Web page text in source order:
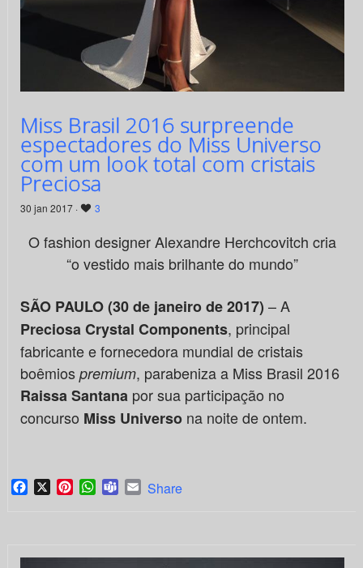
Miss Brasil 2016 surpreende
espectadores do Miss Universo
com um look total com cristais
Preciosa
30 jan 2017 · 3
O fashion designer Alexandre Herchcovitch cria
“o vestido mais brilhante do mundo”
SÃO PAULO (30 de janeiro de 2017) – A
Preciosa Crystal Components, principal
fabricante e fornecedora mundial de cristais
boêmios premium, parabeniza a Miss Brasil 2016
Raissa Santanapor sua participação no
concurso Miss Universona noite de ontem.
Facebook
X PinterestWhatsApp
TeamsEmail
Share